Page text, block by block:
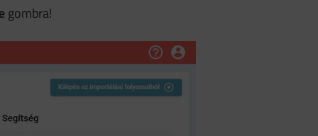
gombra!